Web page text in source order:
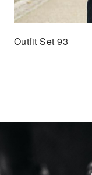
Outfit Set 93